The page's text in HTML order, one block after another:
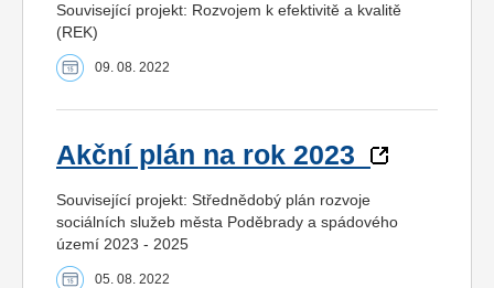
Související projekt: Rozvojem k efektivitě a kvalitě
(REK)
09. 08. 2022
Akční plán na rok 2023
Související projekt: Střednědobý plán rozvoje
sociálních služeb města Poděbrady a spádového
území 2023 - 2025
05. 08. 2022